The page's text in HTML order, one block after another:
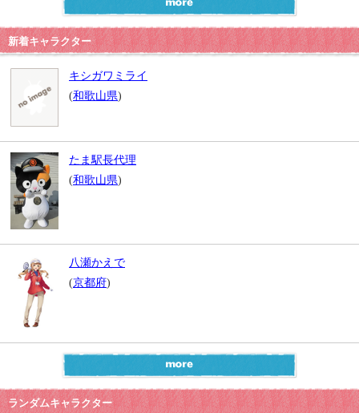
新着キャラクター
キシガワミライ
(和歌山県)
たま駅長代理
(和歌山県)
八瀬かえで
(京都府)
ランダムキャラクター